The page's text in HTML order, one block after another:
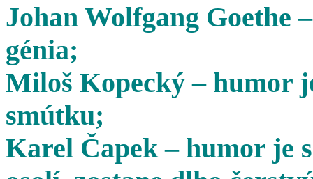
Johan Wolfgang Goethe
génia;
Miloš Kopecký – humor
smútku;
Karel Čapek – humor je